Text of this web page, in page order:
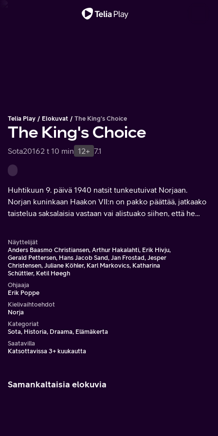
Telia Play Elokuvat The King's Choice
The King's Choice
Sota20162 t 10 min 12+ 7.1
Huhtikuun 9. päivä 1940 natsit tunkeutuivat Norjaan.
Norjan kuninkaan Haakon VII:n on pakko päättää, jatkaako
taistelua saksalaisia vastaan vai alistuako siihen, että he
Näyttelijät
Anders Baasmo Christiansen, Arthur Hakalahti, Erik Hivju,
Gerald Pettersen, Hans Jacob Sand, Jan Frostad, Jesper
Christensen, Juliane Köhler, Karl Markovics, Katharina
Schüttler, Ketil Høegh
Ohjaaja
Erik Poppe
Kielivaihtoehdot
Norja
Kategoriat
Sota, Historia, Draama, Elämäkerta
Saatavilla
Katsottavissa 3+ kuukautta
Samankaltaisia elokuvia